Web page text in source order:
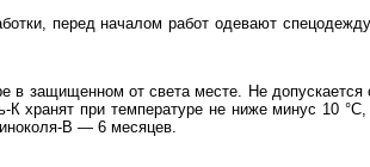
перед началом работ одевают
в защищенном от света месте. Не
хранят при температуре не ниже минус 10
В — 6 месяцев.